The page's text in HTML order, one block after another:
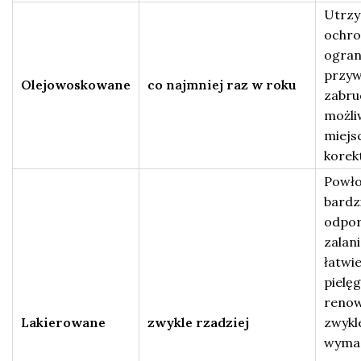
Olejowoskowane co najmniej raz w roku
Lakierowane zwykle rzadziej